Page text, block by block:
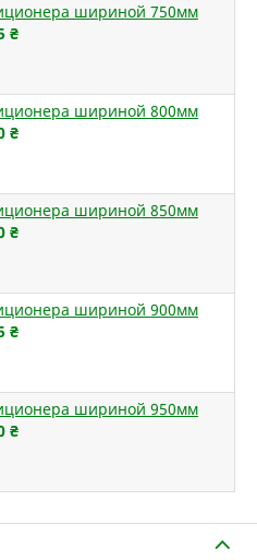
шириной 750мм
₴
шириной 800мм
₴
шириной 850мм
₴
шириной 900мм
₴
шириной 950мм
₴